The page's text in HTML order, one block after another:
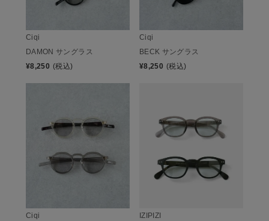
Ciqi
DAMON サングラス
¥8,250 (税込)
Ciqi
BECK サングラス
¥8,250 (税込)
Ciqi
IZIPIZI